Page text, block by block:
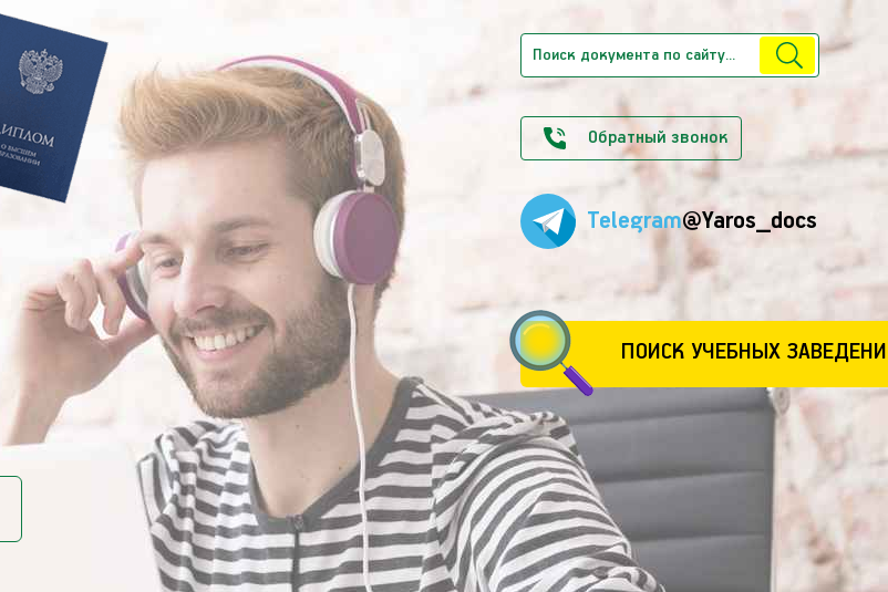
Обратный звонок
Telegram@Yaros_docs
ПОИСК УЧЕБНЫХ